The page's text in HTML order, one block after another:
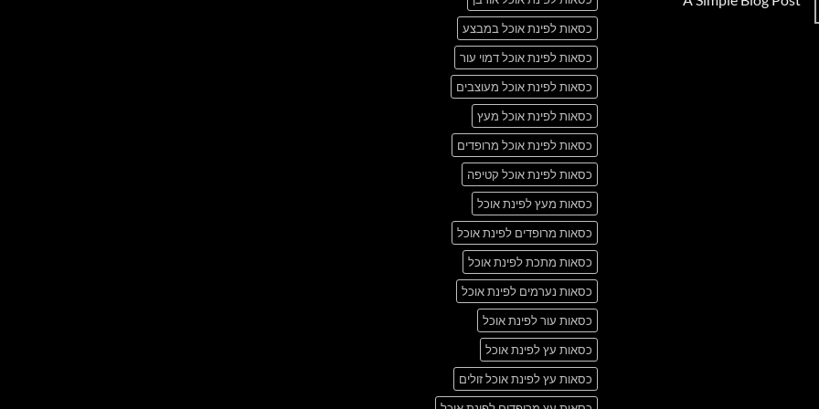
כסאות לפינת אוכל במבצע
כסאות לפינת אוכל דמוי עור
כסאות לפינת אוכל מעוצבים
כסאות לפינת אוכל מעץ
כסאות לפינת אוכל מרופדים
כסאות לפינת אוכל קטיפה
כסאות מעץ לפינת אוכל
כסאות מרופדים לפינת אוכל
כסאות מתכת לפינת אוכל
כסאות נערמים לפינת אוכל
כסאות עור לפינת אוכל
כסאות עץ לפינת אוכל
כסאות עץ לפינת אוכל זולים